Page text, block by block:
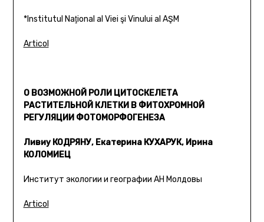
*Institutul Naţional al Viei şi Vinului al AŞM
Articol
О ВОЗМОЖНОЙ РОЛИ ЦИТОСКЕЛЕТА
РАСТИТЕЛЬНОЙ КЛЕТКИ В ФИТОХРОМНОЙ
РЕГУЛЯЦИИ ФОТОМОРФОГЕНЕЗА
Ливиу КОДРЯНУ, Екатерина КУХАРУК, Ирина
КОЛОМИЕЦ
Институт экологии и географии АН Молдовы
Articol